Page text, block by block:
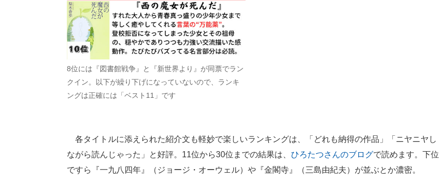
8位には『図書館戦争』と『新世界より』が同票でラン
クイン。以下が繰り下げになっていないので、ランキ
ングは正確には「ベスト11」です
各タイトルに添えられた紹介文も軽妙で楽しいランキングは、「どれも納得の作品」「ニヤニヤし
ながら読んじゃった」と好評。11位から30位までの結果は、 ひろたつさんのブログで読めます。下位
ですら『一九八四年』（ジョージ・オーウェル）や『金閣寺』（三島由紀夫）が並ぶとか濃密。